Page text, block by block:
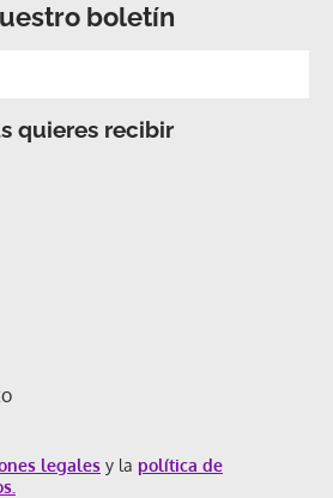
boletín
quieres recibir
legales y la política de